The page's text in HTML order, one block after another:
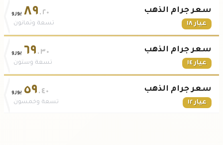
سعر جرام الذهب
عيار ١٨
٨٩ .٢٠ يورو
تسعة وثمانون
سعر جرام الذهب
عيار ١٤
٦٩ .٣٠ يورو
تسعة وستون
سعر جرام الذهب
عيار ١٢
٥٩ .٤٠ يورو
تسعة وخمسون